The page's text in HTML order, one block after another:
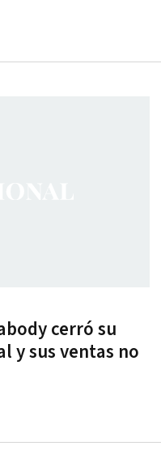
cerró su
y sus ventas no